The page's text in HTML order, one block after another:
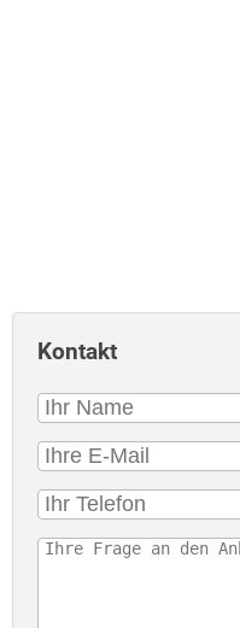
Kontakt